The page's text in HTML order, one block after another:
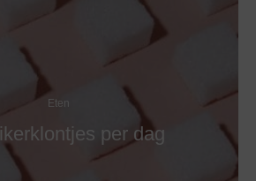
Eten
per dag